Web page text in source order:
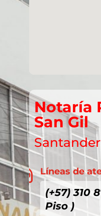
Notaría
San Gil
Santander
 Líneas de
(+57) 310
Piso )